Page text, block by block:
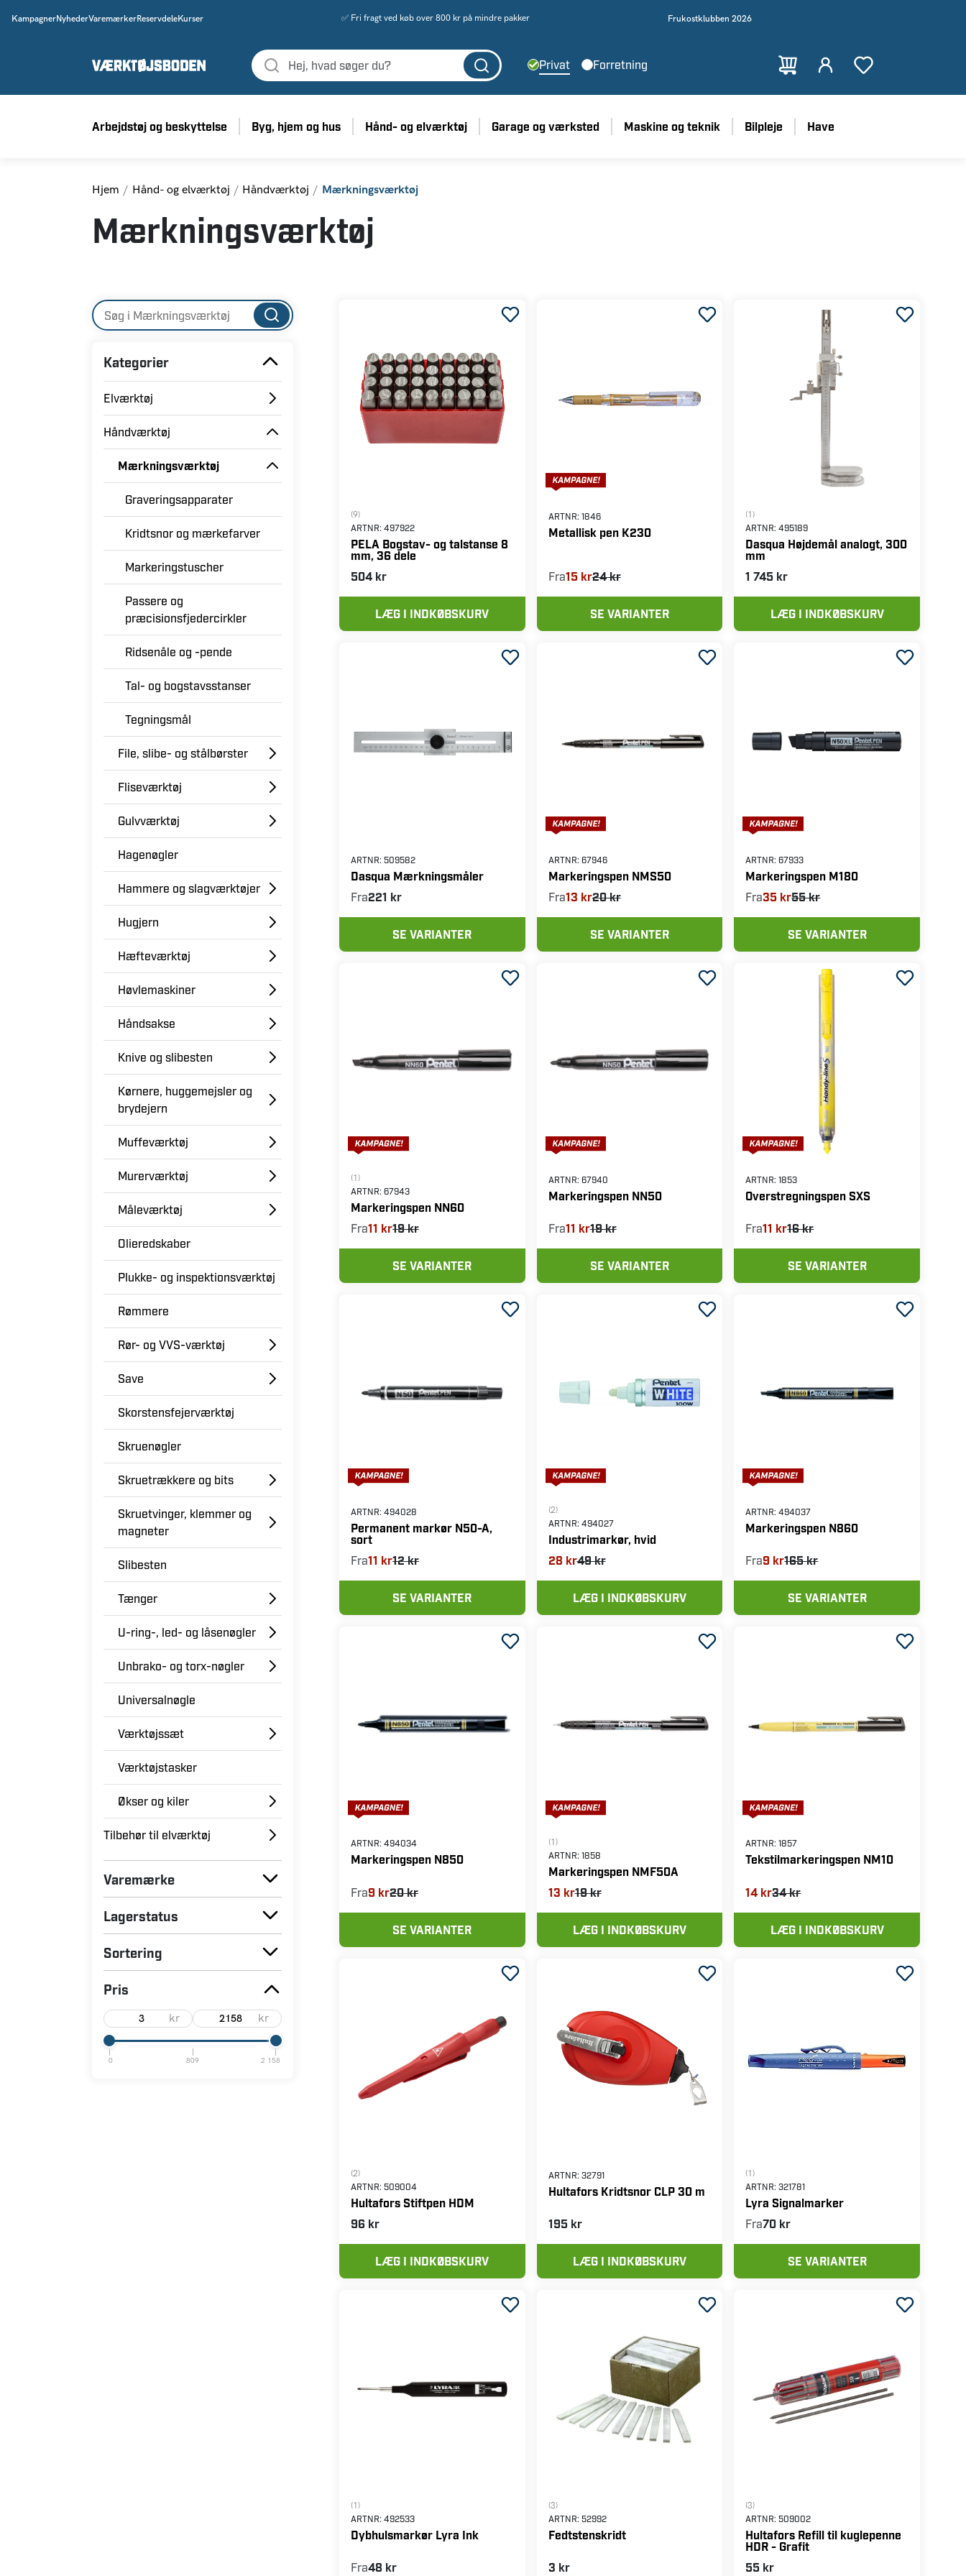
KampagnerNyhederVaremærkerReservdeleKurser ✅ Fri fragt ved køb over 800 kr på mindre pakker Frukostklubben 2026
Privat Forretning
Arbejdstøj og beskyttelse Byg, hjem og hus Hånd- og elværktøj Garage og værksted Maskine og teknik Bilpleje Have
Hjem Hånd- og elværktøj Håndværktøj Mærkningsværktøj
Mærkningsværktøj
Kategorier
Elværktøj
Håndværktøj
Mærkningsværktøj
Graveringsapparater
Kridtsnor og mærkefarver
Markeringstuscher
Passere og
præcisionsfjedercirkler
Ridsenåle og -pende
Tal- og bogstavsstanser
Tegningsmål
File, slibe- og stålbørster
Fliseværktøj
Gulvværktøj
Hagenøgler
Hammere og slagværktøjer
Hugjern
Hæfteværktøj
Høvlemaskiner
Håndsakse
Knive og slibesten
Kørnere, huggemejsler og
brydejern
Muffeværktøj
Murerværktøj
Måleværktøj
Olieredskaber
Plukke- og inspektionsværktøj
Rømmere
Rør- og VVS-værktøj
Save
Skorstensfejerværktøj
Skruenøgler
Skruetrækkere og bits
Skruetvinger, klemmer og
magneter
Slibesten
Tænger
U-ring-, led- og låsenøgler
Unbrako- og torx-nøgler
Universalnøgle
Værktøjssæt
Værktøjstasker
Økser og kiler
Tilbehør til elværktøj
Varemærke
Lagerstatus
Sortering
Pris
kr kr
0 809 2 158
(9)
ARTNR: 497922
PELA Bogstav- og talstanse 8
mm, 36 dele
504 kr
LÆG I INDKØBSKURV
ARTNR: 1846
Metallisk pen K230
Fra15 kr24 kr
SE VARIANTER
(1)
ARTNR:495189
Dasqua Højdemål analogt, 300
mm
1 745 kr
LÆG I INDKØBSKURV
ARTNR: 509582
Dasqua Mærkningsmåler
Fra221 kr
SE VARIANTER
ARTNR: 67946
Markeringspen NMS50
Fra13 kr20 kr
SE VARIANTER
ARTNR:67933
Markeringspen M180
Fra35 kr55 kr
SE VARIANTER
(1)
ARTNR: 67943
Markeringspen NN60
Fra11 kr19 kr
SE VARIANTER
ARTNR: 67940
Markeringspen NN50
Fra11 kr19 kr
SE VARIANTER
ARTNR:1853
Overstregningspen SXS
Fra11 kr16 kr
SE VARIANTER
ARTNR: 494028
Permanent markør N50-A,
sort
Fra11 kr12 kr
SE VARIANTER
(2)
ARTNR: 494027
Industrimarkør, hvid
28 kr49 kr
LÆG I INDKØBSKURV
ARTNR:494037
Markeringspen N860
Fra9 kr165 kr
SE VARIANTER
ARTNR: 494034
Markeringspen N850
Fra9 kr20 kr
SE VARIANTER
(1)
ARTNR: 1858
Markeringspen NMF50A
13 kr19 kr
LÆG I INDKØBSKURV
ARTNR:1857
Tekstilmarkeringspen NM10
14 kr34 kr
LÆG I INDKØBSKURV
(2)
ARTNR: 509004
Hultafors Stiftpen HDM
96 kr
LÆG I INDKØBSKURV
ARTNR: 32791
Hultafors Kridtsnor CLP 30 m
195 kr
LÆG I INDKØBSKURV
(1)
ARTNR:321781
Lyra Signalmarker
Fra70 kr
SE VARIANTER
(1)
ARTNR: 492533
Dybhulsmarkør Lyra Ink
Fra48 kr
(3)
ARTNR: 52992
Fedtstenskridt
3 kr
(3)
ARTNR:509002
Hultafors Refill til kuglepenne
HDR - Grafit
55 kr